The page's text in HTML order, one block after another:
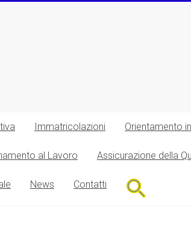
Immatricolazioni Orientamento
al Lavoro Assicurazione della
News Contatti